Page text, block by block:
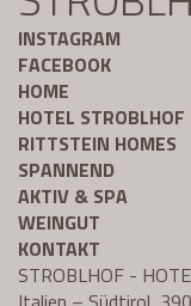
INSTAGRAM
FACEBOOK
HOME
HOTEL STROBLHOF
RITTSTEIN HOMES
SPANNEND
AKTIV & SPA
WEINGUT
KONTAKT
STROBLHOF -